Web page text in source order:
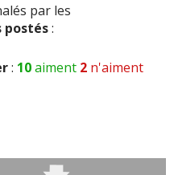
par les
postés:
: 10aiment 2 n'aiment
1n'aime pas